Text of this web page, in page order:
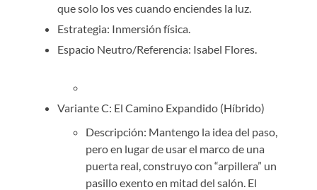
que solo los ves cuando enciendes la luz.
Estrategia: Inmersión física.
Espacio Neutro/Referencia: Isabel Flores.
Variante C: El Camino Expandido (Híbrido)
Descripción: Mantengo la idea del paso,
pero en lugar de usar el marco de una
puerta real, construyo con “arpillera” un
pasillo exento en mitad del salón. El